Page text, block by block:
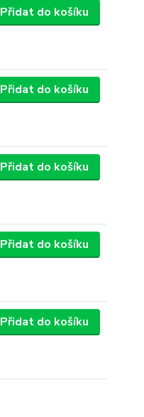
Přidat do košíku
Přidat do košíku
Přidat do košíku
Přidat do košíku
Přidat do košíku